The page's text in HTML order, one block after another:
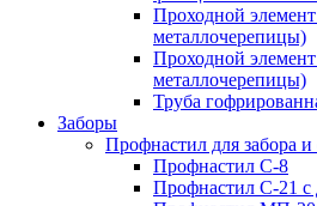
Проходной
металлочерепицы)
Проходной
металлочерепицы)
Труба
Заборы
Профнастил для забора и
Профнастил С-8
Профнастил С-21 с